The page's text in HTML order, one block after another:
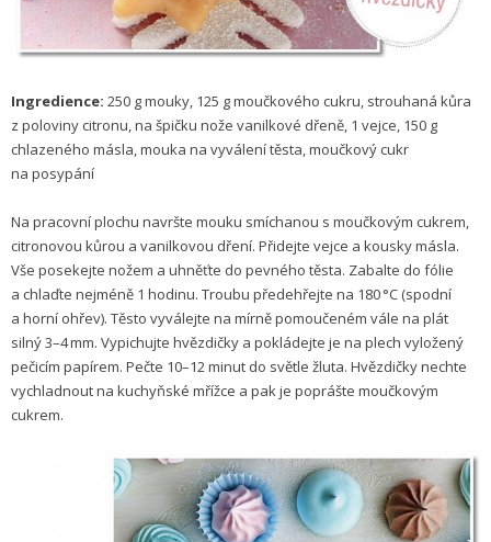
Ingredience: 250 g mouky, 125 g moučkového cukru, strouhaná kůra
z poloviny citronu, na špičku nože vanilkové dřeně, 1 vejce, 150 g
chlazeného másla, mouka na vyválení těsta, moučkový cukr
na posypání
Na pracovní plochu navršte mouku smíchanou s moučkovým cukrem,
citronovou kůrou a vanilkovou dření. Přidejte vejce a kousky másla.
Vše posekejte nožem a uhněťte do pevného těsta. Zabalte do fólie
a chlaďte nejméně 1 hodinu. Troubu předehřejte na 180 °C (spodní
a horní ohřev). Těsto vyválejte na mírně pomoučeném vále na plát
silný 3–4 mm. Vypichujte hvězdičky a pokládejte je na plech vyložený
pečicím papírem. Pečte 10–12 minut do světle žluta. Hvězdičky nechte
vychladnout na kuchyňské mřížce a pak je poprášte moučkovým
cukrem.